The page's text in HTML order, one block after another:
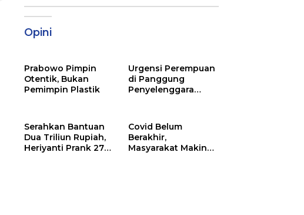
Opini
Prabowo Pimpin
Otentik, Bukan
Pemimpin Plastik
Urgensi Perempuan
di Panggung
Penyelenggara
Serahkan Bantuan
Dua Triliun Rupiah,
Heriyanti Prank 270
Covid Belum
Berakhir,
Masyarakat Makin